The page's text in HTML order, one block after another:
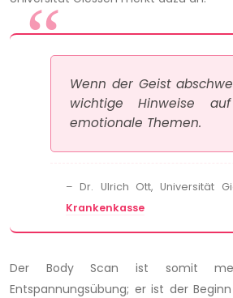
Wenn der Geist
wichtige Hinweise
emotionale Themen.
– Dr. Ulrich Ott, Universität
Krankenkasse
Der Body Scan ist somit
Entspannungsübung; er ist der